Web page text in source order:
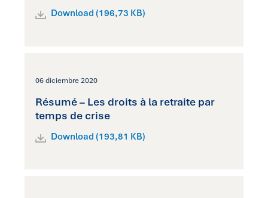
Download (196,73 KB)
06 diciembre 2020
Résumé – Les droits à la retraite par
temps de crise
Download (193,81 KB)